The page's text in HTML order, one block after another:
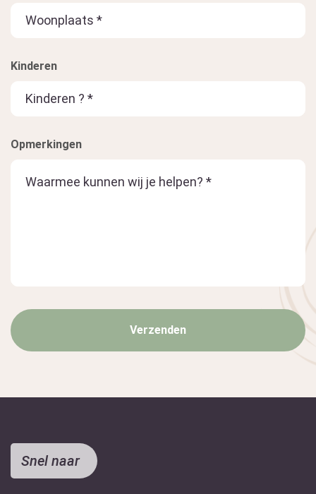
Kinderen
Opmerkingen
Snel naar